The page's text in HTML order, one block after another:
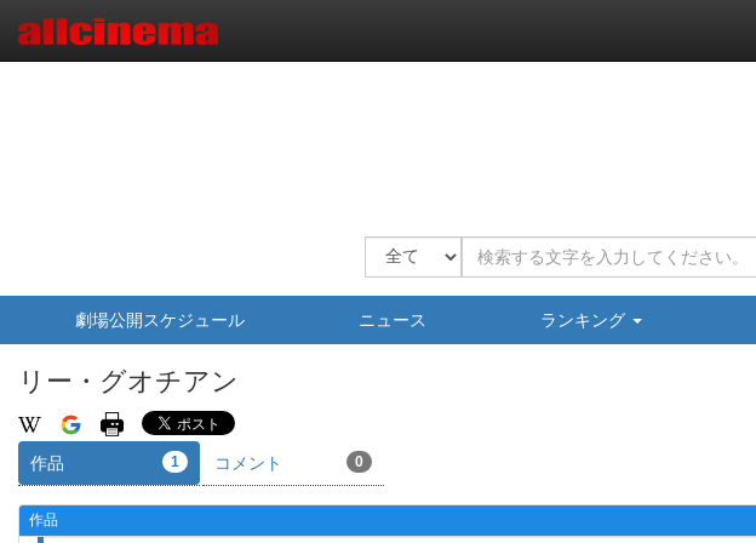
劇場公開スケジュール ニュース ランキング
リー・グオチアン
作品 1 コメント 0
作品